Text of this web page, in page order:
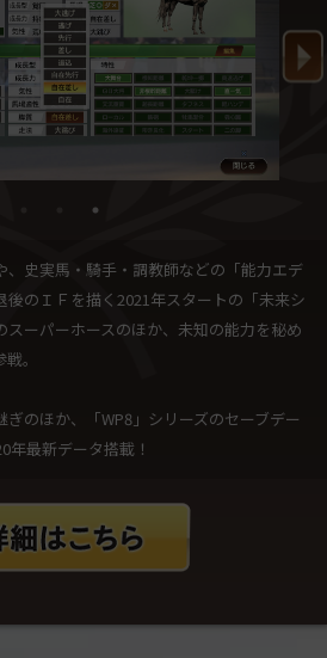
、史実馬・騎手・調教師などの「能力エデ
後のＩＦを描く2021年スタートの「未来シ
ーパーホースのほか、未知の能力を秘め
。
のほか、「WP8」シリーズのセーブデー
年最新データ搭載！